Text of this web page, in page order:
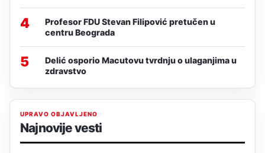
4
Profesor FDU Stevan Filipović pretučen u
centru Beograda
5
Delić osporio Macutovu tvrdnju o ulaganjima u
zdravstvo
UPRAVO OBJAVLJENO
Najnovije vesti